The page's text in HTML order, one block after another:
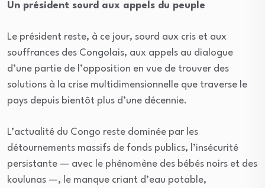
Un président sourd aux appels du peuple
Le président reste, à ce jour, sourd aux cris et aux
souffrances des Congolais, aux appels au dialogue
d’une partie de l’opposition en vue de trouver des
solutions à la crise multidimensionnelle que traverse le
pays depuis bientôt plus d’une décennie.
L’actualité du Congo reste dominée par les
détournements massifs de fonds publics, l’insécurité
persistante — avec le phénomène des bébés noirs et des
koulunas —, le manque criant d’eau potable,